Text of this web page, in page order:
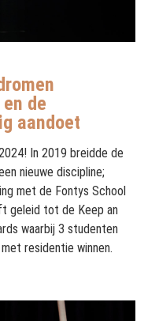
de
aandoet
In 2019 breidde de
nieuwe discipline;
met de Fontys School
geleid tot de Keep an
waarbij 3 studenten
residentie winnen.